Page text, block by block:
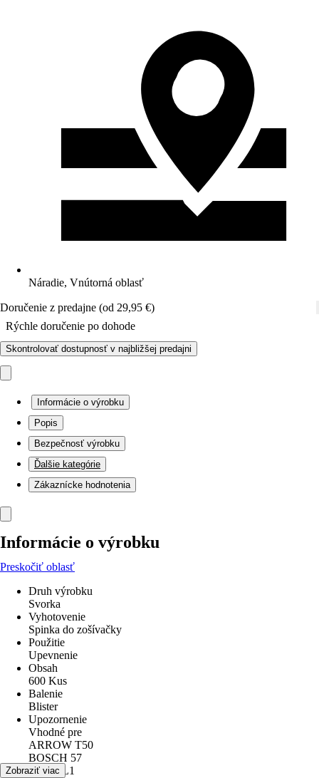
Náradie, Vnútorná oblasť
Doručenie z predajne (od 29,95 €)
Rýchle doručenie po dohode
Skontrolovať dostupnosť v najbližšej predajni
Informácie o výrobku
Popis
Bezpečnosť výrobku
Ďalšie kategórie
Zákaznícke hodnotenia
Informácie o výrobku
Preskočiť oblasť
Druh výrobku
Svorka
Vyhotovenie
Spinka do zošívačky
Použitie
Upevnenie
Obsah
600 Kus
Balenie
Blister
Upozornenie
Vhodné pre
ARROW T50
BOSCH 57
LUX FL1
Zobraziť viac